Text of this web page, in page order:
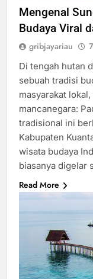
Mengenal
Budaya Viral
gribjayariau
Di tengah hutan
sebuah tradisi
masyarakat
mancanegara:
tradisional ini
Kabupaten
wisata budaya
biasanya digelar
Read More